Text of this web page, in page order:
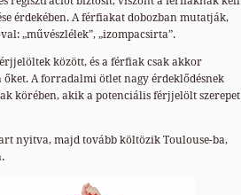
érdekében. A férfiakat dobozban mutatják,
„művészlélek”, „izompacsirta”.
között, és a férfiak csak akkor
A forradalmi ötlet nagy érdeklődésnek
körében, akik a potenciális férjjelölt szerepet
nyitva, majd tovább költözik Toulouse-ba,